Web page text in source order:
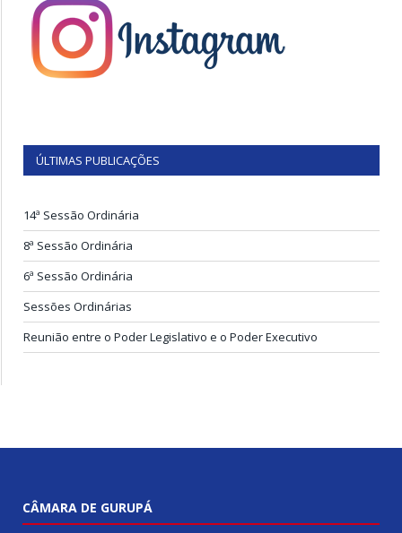
ÚLTIMAS PUBLICAÇÕES
14ª Sessão Ordinária
8ª Sessão Ordinária
6ª Sessão Ordinária
Sessões Ordinárias
Reunião entre o Poder Legislativo e o Poder Executivo
CÂMARA DE GURUPÁ